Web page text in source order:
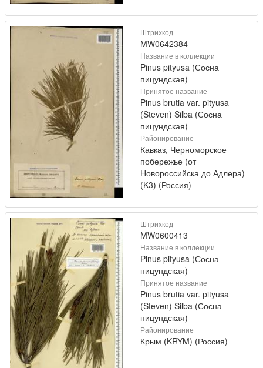
Штрихкод
MW0642384
Название в коллекции
Pinus pityusa (Сосна
пицундская)
Принятое название
Pinus brutia var. pityusa
(Steven) Silba (Сосна
пицундская)
Районирование
Кавказ, Черноморское
побережье (от
Новороссийска до Адлера)
(K3) (Россия)
Штрихкод
MW0600413
Название в коллекции
Pinus pityusa (Сосна
пицундская)
Принятое название
Pinus brutia var. pityusa
(Steven) Silba (Сосна
пицундская)
Районирование
Крым (KRYM) (Россия)